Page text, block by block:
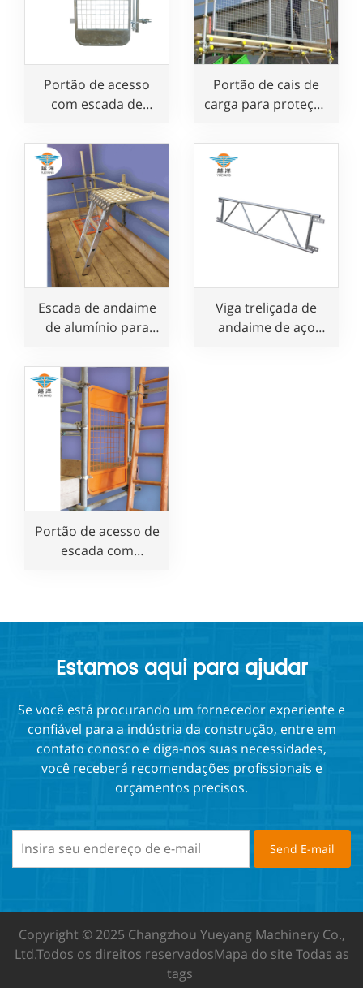
Portão de acesso
com escada de
automático
Portão de cais de
carga para proteção
Escada de andaime
de alumínio para
montar e
desmontar
andaimes com
segurança
Viga treliçada de
andaime de aço
Portão de acesso de
escada com
andaimes
Estamos aqui para ajudar
Se você está procurando um fornecedor experiente e
confiável para a indústria da construção, entre em
contato conosco e diga-nos suas necessidades,
você receberá recomendações profissionais e
orçamentos precisos.
Copyright © 2025 Changzhou Yueyang Machinery Co.,
Ltd.Todos os direitos reservadosMapa do site Todas as
tags